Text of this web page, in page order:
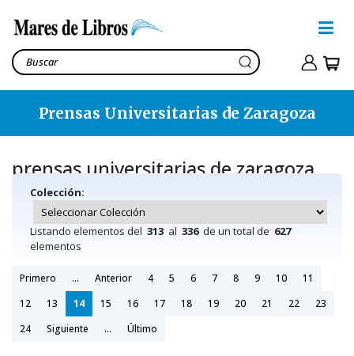
Prensas Universitarias de Zaragoza
prensas universitarias de zaragoza
Colección:
Listando elementos del 313 al 336de un total de 627
elementos
Primero ... Anterior 4 5 6 7 8 9 10
11
12
13 14 15 16 17 18 19 20 21 22
23
24
Siguiente ... Último